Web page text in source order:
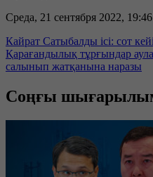
Среда, 21 сентября 2022, 19:46
Кайрат Сатыбалды ісі: сот
Қарағандылық тұрғындар
салынып жатқанына наразы
Соңғы